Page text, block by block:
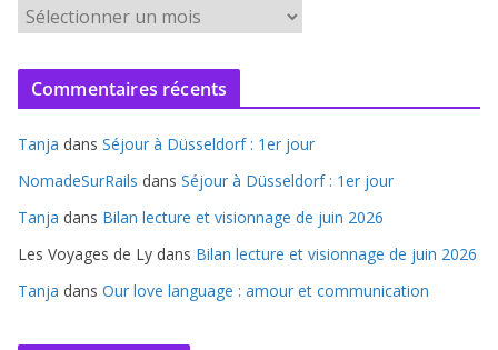
r
c
v
e
Commentaires récents
Tanja dans Séjour à Düsseldorf : 1er jour
NomadeSurRails dans Séjour à Düsseldorf : 1er jour
Tanja dans Bilan lecture et visionnage de juin 2026
Les Voyages de Ly dans Bilan lecture et visionnage de juin 2026
Tanja dans Our love language : amour et communication